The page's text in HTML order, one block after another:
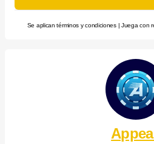
Se aplican términos y condiciones | Juega con